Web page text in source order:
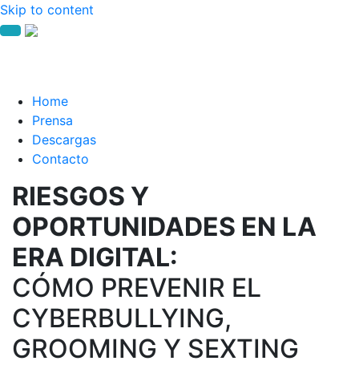
Skip to content
Home
Prensa
Descargas
Contacto
RIESGOS Y
OPORTUNIDADES EN LA
ERA DIGITAL:
CÓMO PREVENIR EL
CYBERBULLYING,
GROOMING Y SEXTING